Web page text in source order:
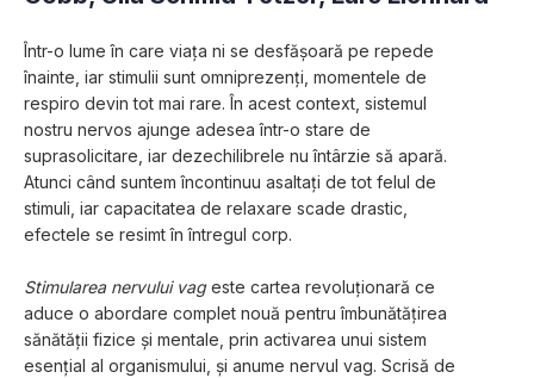
Într-o lume în care viața ni se desfășoară pe repede
înainte, iar stimulii sunt omniprezenți, momentele de
respiro devin tot mai rare. În acest context, sistemul
nostru nervos ajunge adesea într-o stare de
suprasolicitare, iar dezechilibrele nu întârzie să apară.
Atunci când suntem încontinuu asaltaţi de tot felul de
stimuli, iar capacitatea de relaxare scade drastic,
efectele se resimt în întregul corp.
Stimularea nervului vag este cartea revoluționară ce
aduce o abordare complet nouă pentru îmbunătățirea
sănătății fizice și mentale, prin activarea unui sistem
esențial al organismului, și anume nervul vag. Scrisă de